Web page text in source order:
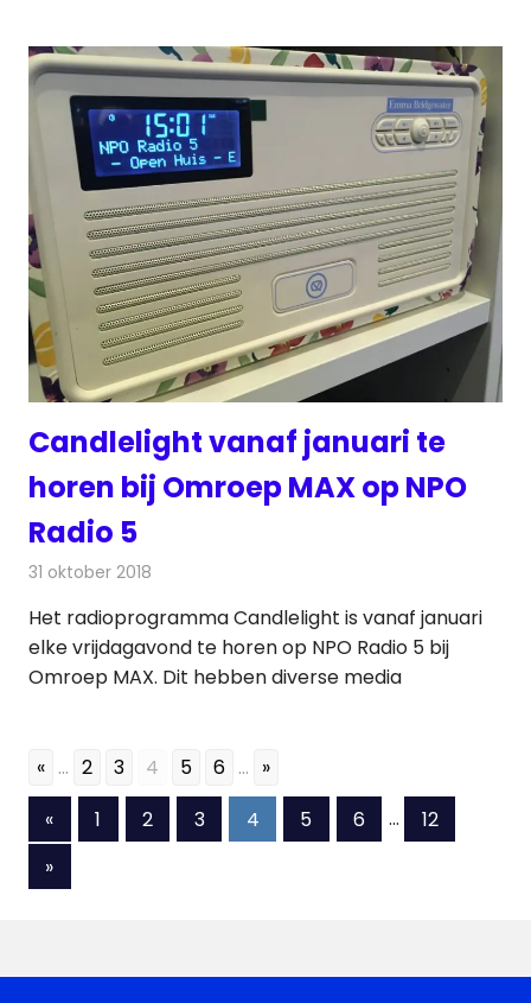
Candlelight vanaf januari te
horen bij Omroep MAX op NPO
Radio 5
31 oktober 2018
Het radioprogramma Candlelight is vanaf januari
elke vrijdagavond te horen op NPO Radio 5 bij
Omroep MAX. Dit hebben diverse media
« ... 2 3 4 5 6 ... »
Berichten
paginering
«Vorige
berichten
1 2 3 4 5 6 …
12
Volgende
berichten
»